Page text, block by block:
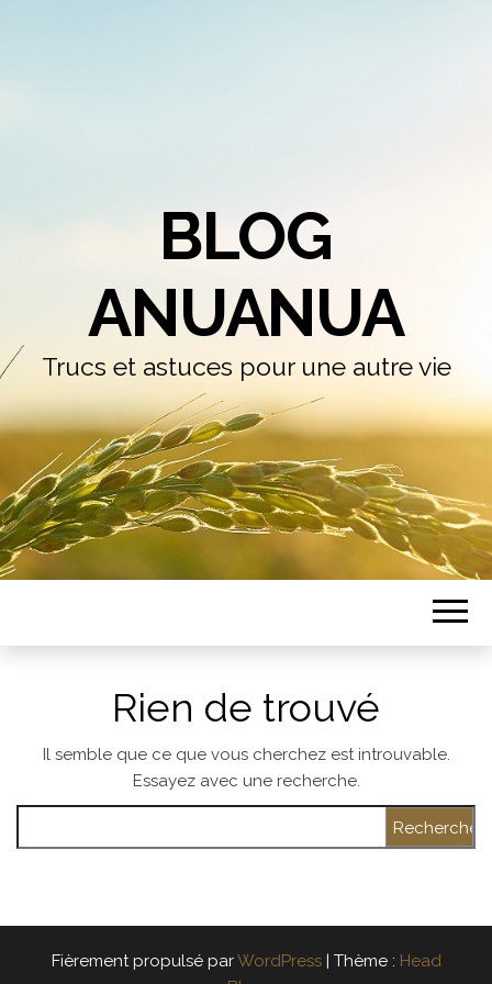
BLOG
ANUANUA
Trucs et astuces pour une autre vie
Rien de trouvé
Il semble que ce que vous cherchez est introuvable.
Essayez avec une recherche.
Fièrement propulsé parWordPress | Thème : Head